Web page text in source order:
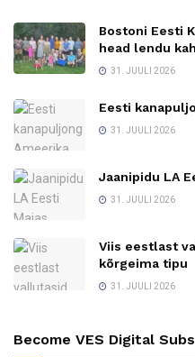
Bostoni Eesti
head lendu
31. JUULI 2026
Eesti
31. JUULI 2026
Jaanipidu LA
31. JUULI 2026
Viis eestlast
kõrgeima tipu
31. JUULI 2026
Become VES Digital